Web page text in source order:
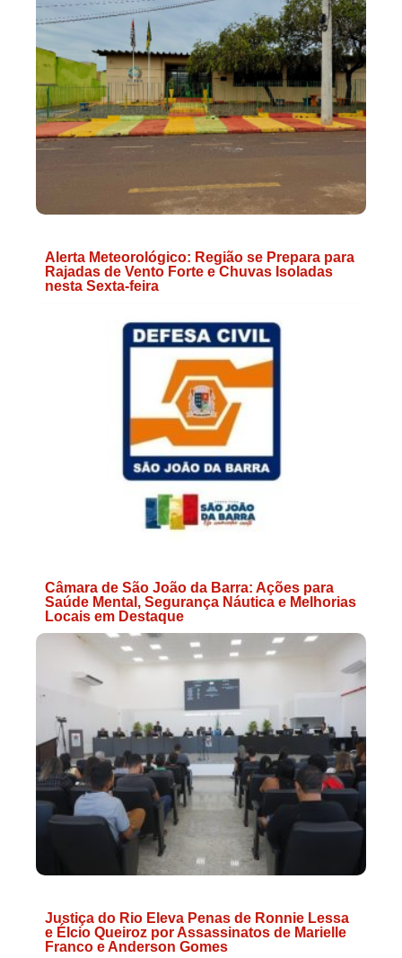
Alerta Meteorológico: Região se Prepara para
Rajadas de Vento Forte e Chuvas Isoladas
nesta Sexta-feira
Câmara de São João da Barra: Ações para
Saúde Mental, Segurança Náutica e Melhorias
Locais em Destaque
Justiça do Rio Eleva Penas de Ronnie Lessa
e Élcio Queiroz por Assassinatos de Marielle
Franco e Anderson Gomes